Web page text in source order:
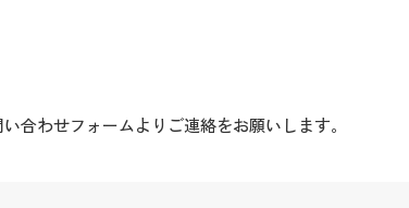
合わせフォームよりご連絡をお願いします。